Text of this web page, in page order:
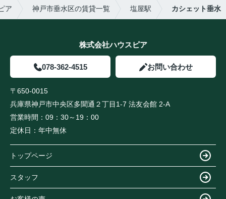
ア 神戸市垂水区の賃貸一覧 塩屋駅 カシェット垂水
株式会社ハウスピア
078-362-4515 お問い合わせ
〒650-0015
兵庫県神戸市中央区多聞通２丁目1-7 法友会館 2-A
営業時間： 09：30～19：00
定休日： 年中無休
トップページ
スタッフ